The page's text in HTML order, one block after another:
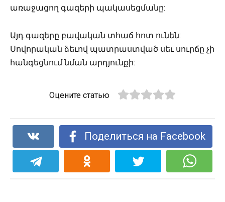
առաջացող գազերի պակասեցմանը:
Այդ գազերը բավական տհաճ հոտ ունեն:
Սովորական ձեւով պատրաստված սեւ սուրճը չի
հանգեցնում նման արդյունքի:
Оцените статью
Поделиться на Facebook